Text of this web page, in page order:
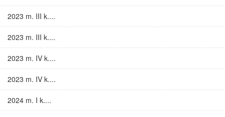
2023 m. III k....
2023 m. III k....
2023 m. IV k....
2023 m. IV k....
2024 m. I k....